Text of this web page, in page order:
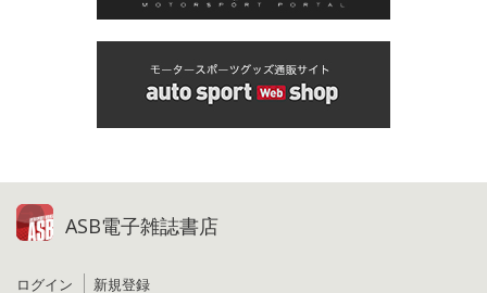
ASB電子雑誌書店
ログイン 新規登録